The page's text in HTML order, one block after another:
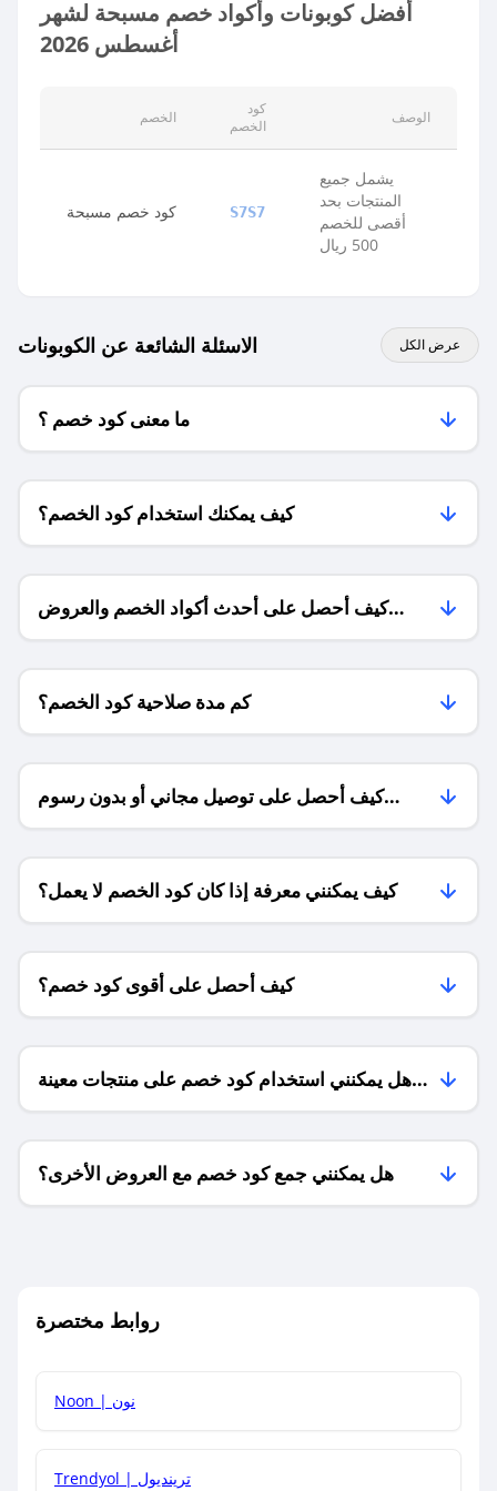
أفضل كوبونات وأكواد خصم مسبحة لشهر
أغسطس 2026
الخصم
كود
الخصم
الوصف
كود خصم مسبحة S7S7
يشمل جميع
المنتجات بحد
أقصى للخصم
500 ريال
الاسئلة الشائعة عن الكوبونات عرض الكل
ما معنى كود خصم ؟
كيف يمكنك استخدام كود الخصم؟
كيف أحصل على أحدث أكواد الخصم والعروض
للمتاجر؟
كم مدة صلاحية كود الخصم؟
كيف أحصل على توصيل مجاني أو بدون رسوم
الشحن ؟
كيف يمكنني معرفة إذا كان كود الخصم لا يعمل؟
كيف أحصل على أقوى كود خصم؟
هل يمكنني استخدام كود خصم على منتجات معينة
فقط؟
هل يمكنني جمع كود خصم مع العروض الأخرى؟
روابط مختصرة
Noon | نون
Trendyol | ترينديول